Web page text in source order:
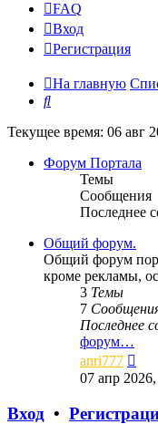
FAQ
Вход
Регистрация
На главную
Поиск
Текущее время: 06 авг
Форум Портала
Темы
Сообщения
Последнее
Общий форум.
Общий форум
кроме рекламы,
3 Темы
7
Последнее
форум…
anri777
к
07 апр
Вход •